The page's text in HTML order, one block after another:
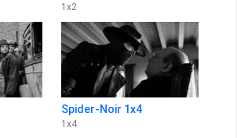
1 x2
Spider-Noir 1x4
1 x4